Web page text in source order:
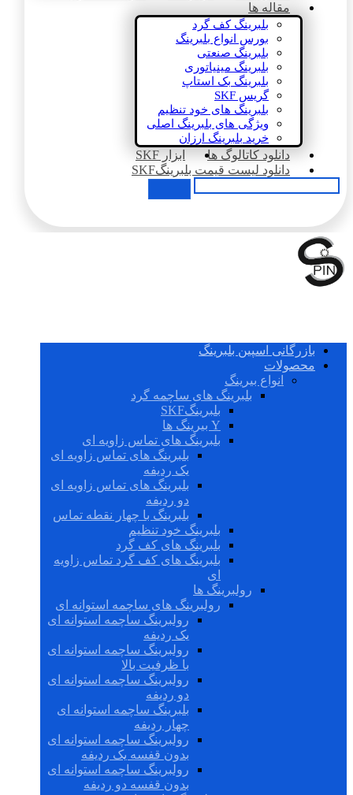
مقاله ها
بلبرینگ کف گرد
بورس انواع بلبرینگ
بلبرینگ صنعتی
بلبرینگ مینیاتوری
بلبرینگ بک استاپ
گریس SKF
بلبرینگ های خود تنظیم
ویژگی های بلبرینگ اصلی
خرید بلبرینگ ارزان
دانلود کاتالوگ ها
ابزار SKF
دانلود لیست قیمت بلبرینگSKF
بازرگانی اسپین بلبرینگ
محصولات
انواع بیرینگ
بلبرینگ های ساچمه گرد
بلبرینگSKF
Y بیرینگ ها
بلبرینگ های تماس زاویه ای
بلبرینگ های تماس زاویه ای
یک ردیفه
بلبرینگ های تماس زاویه ای
دو ردیفه
بلبرینگ با چهار نقطه تماس
بلبرینگ خود تنظیم
بلبرینگ های کف گرد
بلبرینگ های کف گرد تماس زاویه
ای
رولبرینگ ها
رولبرینگ های ساچمه استوانه ای
رولبرینگ ساچمه استوانه ای
یک ردیفه
رولبرینگ ساچمه استوانه ای
با ظرفیت بالا
رولبرینگ ساچمه استوانه ای
دو ردیفه
بلبرینگ ساچمه استوانه ای
چهار ردیفه
رولبرینگ ساچمه استوانه ای
بدون قفسه یک ردیفه
رولبرینگ ساچمه استوانه ای
بدون قفسه دو ردیفه